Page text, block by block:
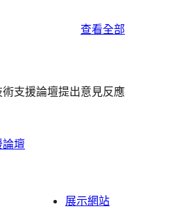
查看全部
評
支援論壇提出意見反應
論壇
展示網站